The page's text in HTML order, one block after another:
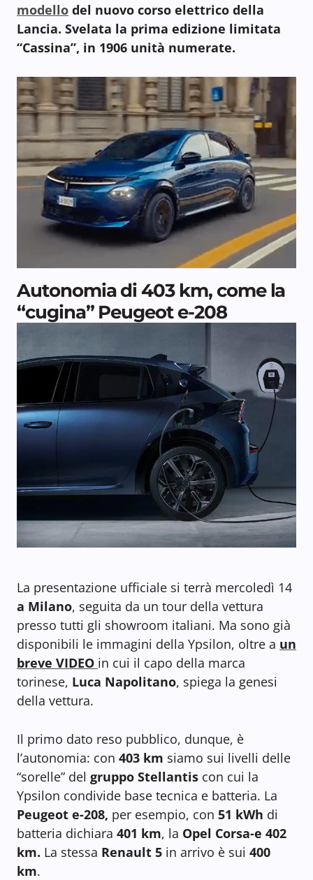
modello del nuovo corso elettrico della
Lancia. Svelata la prima edizione limitata
“Cassina”, in 1906 unità numerate.
Autonomia di 403 km, come la
“cugina” Peugeot e-208
La presentazione ufficiale si terrà mercoledì 14
a Milano, seguita da un tour della vettura
presso tutti gli showroom italiani. Ma sono già
disponibili le immagini della Ypsilon, oltre a un
breve VIDEO in cui il capo della marca
torinese, Luca Napolitano, spiega la genesi
della vettura.
Il primo dato reso pubblico, dunque, è
l’autonomia: con 403 km siamo sui livelli delle
“sorelle” del gruppo Stellantis con cui la
Ypsilon condivide base tecnica e batteria. La
Peugeot e-208, per esempio, con 51 kWh di
batteria dichiara 401 km, la Opel Corsa-e 402
km. La stessa Renault 5 in arrivo è sui 400
km.